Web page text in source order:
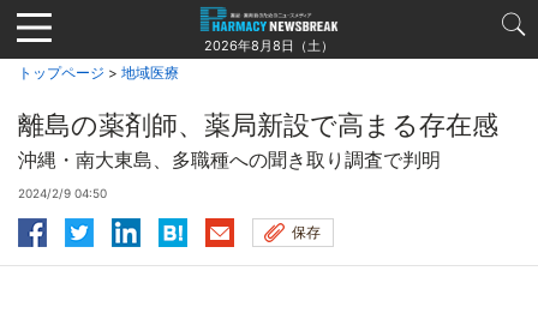
Jump
to
navigation
2026年8月8日（土）
トップページ > 地域医療
離島の薬剤師、薬局新設で高まる存在感
沖縄・南大東島、多職種への聞き取り調査で判明
2024/2/9 04:50
保存